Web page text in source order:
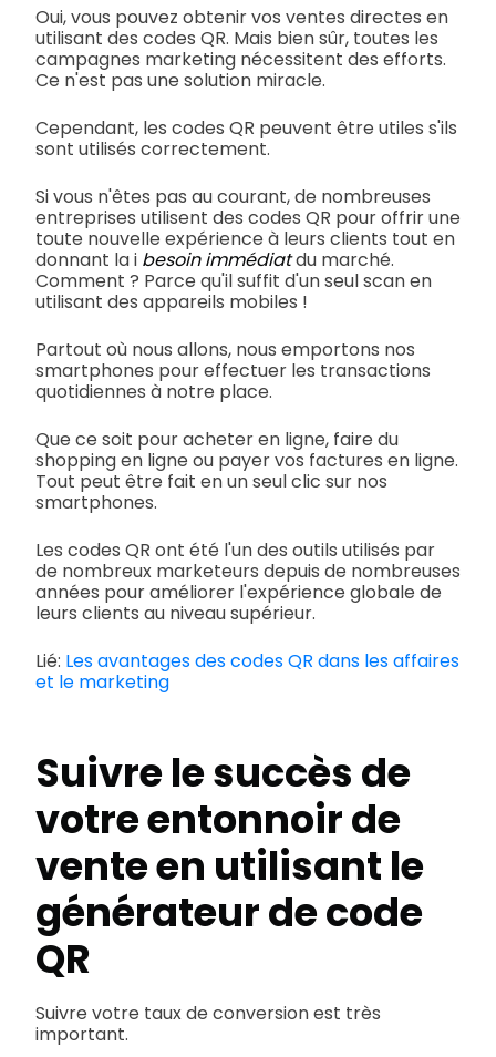
Oui, vous pouvez obtenir vos ventes directes en
utilisant des codes QR. Mais bien sûr, toutes les
campagnes marketing nécessitent des efforts.
Ce n'est pas une solution miracle.
Cependant, les codes QR peuvent être utiles s'ils
sont utilisés correctement.
Si vous n'êtes pas au courant, de nombreuses
entreprises utilisent des codes QR pour offrir une
toute nouvelle expérience à leurs clients tout en
donnant la i besoin immédiatdu marché.
Comment ? Parce qu'il suffit d'un seul scan en
utilisant des appareils mobiles !
Partout où nous allons, nous emportons nos
smartphones pour effectuer les transactions
quotidiennes à notre place.
Que ce soit pour acheter en ligne, faire du
shopping en ligne ou payer vos factures en ligne.
Tout peut être fait en un seul clic sur nos
smartphones.
Les codes QR ont été l'un des outils utilisés par
de nombreux marketeurs depuis de nombreuses
années pour améliorer l'expérience globale de
leurs clients au niveau supérieur.
Lié: Les avantages des codes QR dans les affaires
et le marketing
Suivre le succès de
votre entonnoir de
vente en utilisant le
générateur de code
QR
Suivre votre taux de conversion est très
important.